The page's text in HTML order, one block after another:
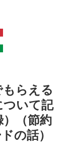
らえる
ついて記
（節約
の話）